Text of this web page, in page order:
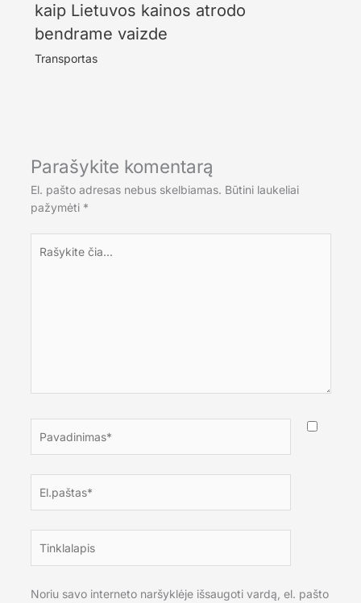
kaip Lietuvos kainos atrodo
bendrame vaizde
Transportas
Parašykite komentarą
El. pašto adresas nebus skelbiamas. Būtini laukeliai
pažymėti *
čia...
Noriu savo interneto naršyklėje išsaugoti vardą, el. pašto